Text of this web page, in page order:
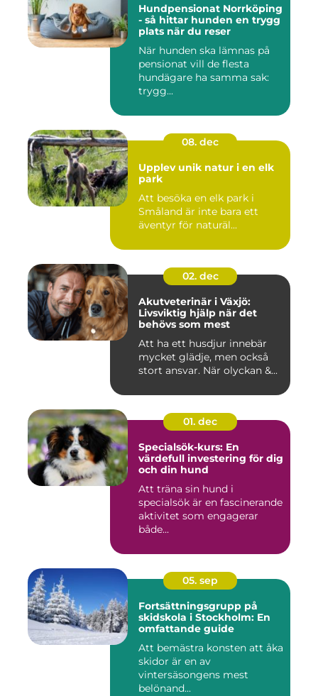
Hundpensionat Norrköping
- så hittar hunden en trygg
plats när du reser
När hunden ska lämnas på
pensionat vill de flesta
hundägare ha samma sak:
trygg...
08. dec
Upplev unik natur i en elk
park
Att besöka en elk park i
Småland är inte bara ett
äventyr för naturäl...
02. dec
Akutveterinär i Växjö:
Livsviktig hjälp när det
behövs som mest
Att ha ett husdjur innebär
mycket glädje, men också
stort ansvar. När olyckan &...
01. dec
Specialsök-kurs: En
värdefull investering för dig
och din hund
Att träna sin hund i
specialsök är en fascinerande
aktivitet som engagerar
både...
05. sep
Fortsättningsgrupp på
skidskola i Stockholm: En
omfattande guide
Att bemästra konsten att åka
skidor är en av
vintersäsongens mest
belönand...